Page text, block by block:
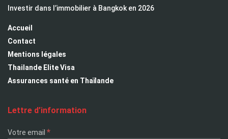
Investir dans l’immobilier à Bangkok en 2026
Accueil
Contact
Mentions légales
Thailande Elite Visa
Assurances santé en Thaïlande
Lettre d’information
Votre email *